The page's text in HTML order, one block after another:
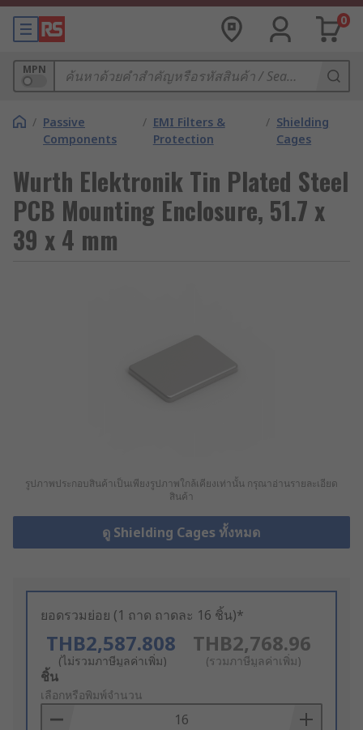
0
MPN
/ Passive
Components
/ EMI Filters &
Protection
/ Shielding
Cages
Wurth Elektronik Tin Plated Steel
PCB Mounting Enclosure, 51.7 x
39 x 4 mm
รูปภาพประกอบสินค้าเป็นเพียงรูปภาพใกล้เคียงเท่านั้น กรุณาอ่านรายละเอียด
สินค้า
ดู Shielding Cages ทั้งหมด
ยอดรวมย่อย (1 ถาด ถาดละ 16 ชิ้น)*
THB2,587.808
(ไม่รวมภาษีมูลค่าเพิ่ม)
THB2,768.96
(รวมภาษีมูลค่าเพิ่ม)
Add
to
Basket
ชิ้น
เลือกหรือพิมพ์จำนวน